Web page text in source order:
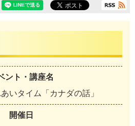
ント・講座名
いタイム「カナダの話」
開催日